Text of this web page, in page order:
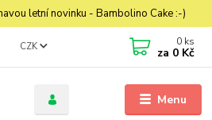
letní novinku - Bambolino Cake :-)
Menu
CZK 0 ks
za 0 Kč